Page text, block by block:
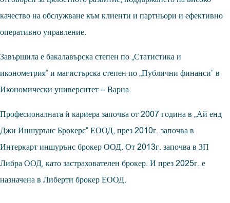
качество на обслужване към клиенти и партньори и ефективно
оперативно управление.
Завършила е бакалавърска степен по „Статистика и
иконометрия“ и магистърска степен по „Публични финанси“ в
Икономически университет – Варна.
Професионалната ѝ кариера започва от 2007 година в „Ай енд
Джи Иншурънс Брокерс“ ЕООД, през 2010г. започва в
Интеркарт иншурънс брокер ООД. От 2013г. започва в ЗП
Либра ООД, като застрахователен брокер. И през 2025г. е
назначена в Либерти брокер ЕООД.